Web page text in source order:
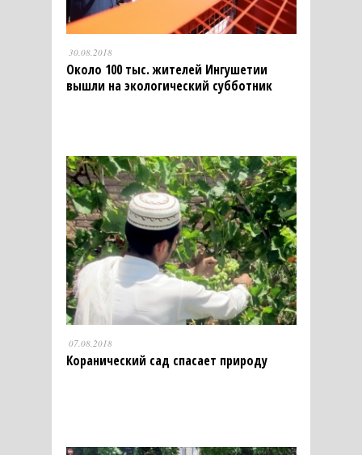
30.08.2018
Около 100 тыс. жителей Ингушетии
вышли на экологический субботник
07.08.2018
Коранический сад спасает природу